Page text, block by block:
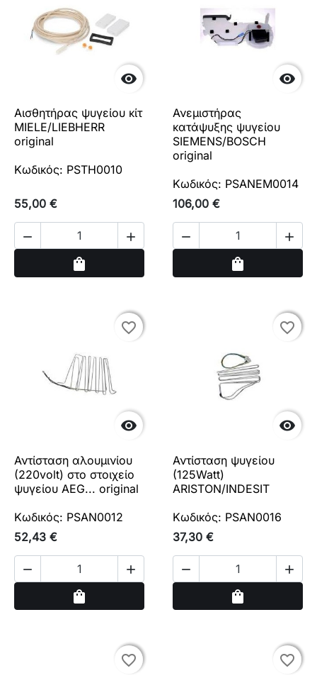

Αισθητήρας ψυγείου κίτ
MIELE/LIEBHERR
original
Κωδικός: PSTH0010
55,00 €
 
shopping_bag

Ανεμιστήρας
κατάψυξης ψυγείου
SIEMENS/BOSCH
original
Κωδικός: PSANEM0014
106,00 €
 
shopping_bag

favorite_border
favorite_border
Αντίσταση αλουμινίου
(220volt) στο στοιχείο
ψυγείου AEG... original
Κωδικός: PSAN0012
52,43 €
 
shopping_bag

favorite_border
favorite_border
Αντίσταση ψυγείου
(125Watt)
ARISTON/INDESIT
Κωδικός: PSAN0016
37,30 €
 
shopping_bag
favorite_border
favorite_border favorite_border
favorite_border